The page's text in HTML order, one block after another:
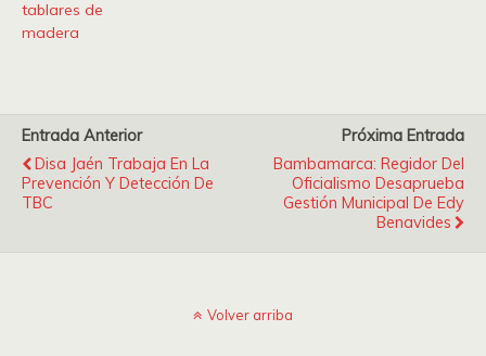
tablares de
madera
Entrada Anterior
Disa Jaén Trabaja En La
Prevención Y Detección De
TBC
Próxima Entrada
Bambamarca: Regidor Del
Oficialismo Desaprueba
Gestión Municipal De Edy
Benavides
Volver arriba